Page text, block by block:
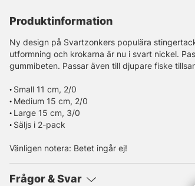
Produktinformation
Ny design på Svartzonkers populära
utformning och krokarna är nu i svart nickel.
gummibeten. Passar även till djupare fiske
• Small 11 cm, 2/0
• Medium 15 cm, 2/0
• Large 15 cm, 3/0
• Säljs i 2-pack
Vänligen notera: Betet ingår ej!
Frågor & Svar